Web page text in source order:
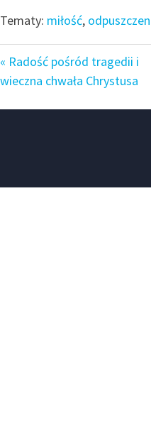
Tematy: miłość,
« Radość pośród tragedii i
wieczna chwała Chrystusa